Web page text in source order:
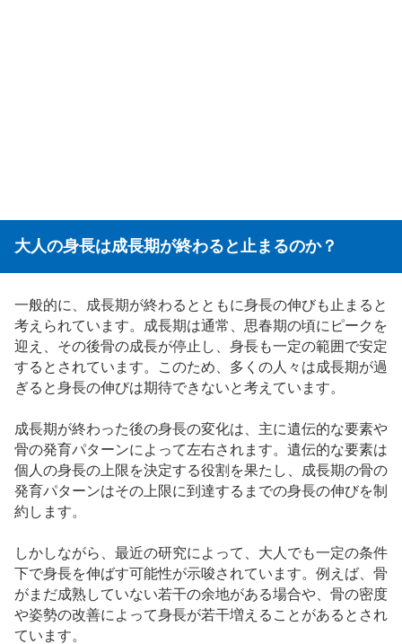
大人の身長は成長期が終わると止まるのか？
一般的に、成長期が終わるとともに身長の伸びも止まると
考えられています。成長期は通常、思春期の頃にピークを
迎え、その後骨の成長が停止し、身長も一定の範囲で安定
するとされています。このため、多くの人々は成長期が過
ぎると身長の伸びは期待できないと考えています。
成長期が終わった後の身長の変化は、主に遺伝的な要素や
骨の発育パターンによって左右されます。遺伝的な要素は
個人の身長の上限を決定する役割を果たし、成長期の骨の
発育パターンはその上限に到達するまでの身長の伸びを制
約します。
しかしながら、最近の研究によって、大人でも一定の条件
下で身長を伸ばす可能性が示唆されています。例えば、骨
がまだ成熟していない若干の余地がある場合や、骨の密度
や姿勢の改善によって身長が若干増えることがあるとされ
ています。